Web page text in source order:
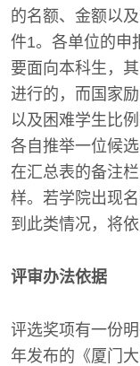
的名额、金额以
件1。各单位的申
要面向本科生，
进行的，而国家
以及困难学生比
各自推举一位候
在汇总表的备注
样。若学院出现
到此类情况，将
评审办法依据
评选奖项有一份
年发布的《厦门